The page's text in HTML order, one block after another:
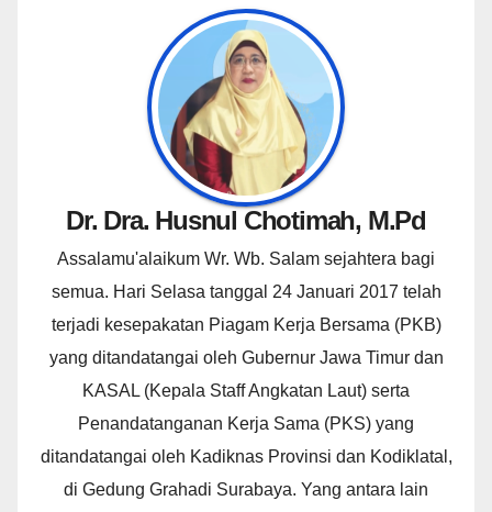
Dr. Dra. Husnul Chotimah, M.Pd
Assalamu'alaikum Wr. Wb. Salam sejahtera bagi
semua. Hari Selasa tanggal 24 Januari 2017 telah
terjadi kesepakatan Piagam Kerja Bersama (PKB)
yang ditandatangai oleh Gubernur Jawa Timur dan
KASAL (Kepala Staff Angkatan Laut) serta
Penandatanganan Kerja Sama (PKS) yang
ditandatangai oleh Kadiknas Provinsi dan Kodiklatal,
di Gedung Grahadi Surabaya. Yang antara lain